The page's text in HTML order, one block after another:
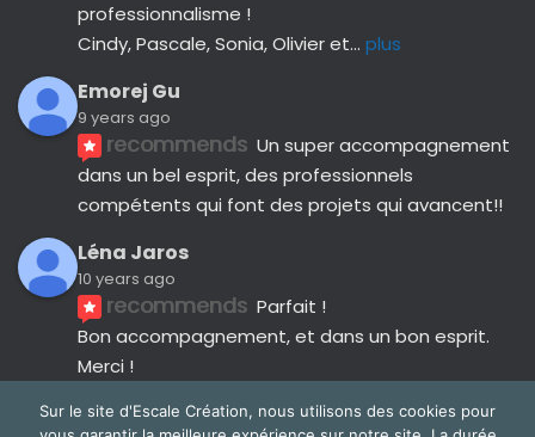
professionnalisme !
Cindy, Pascale, Sonia, Olivier et... plus
Emorej Gu
9 years ago
recommends Un super accompagnement
dans un bel esprit, des professionnels
compétents qui font des projets qui avancent!!
Léna Jaros
10 years ago
recommends Parfait !
Bon accompagnement, et dans un bon esprit.
Merci !
Avis suivants
Sur le site d'Escale Création, nous utilisons des cookies pour